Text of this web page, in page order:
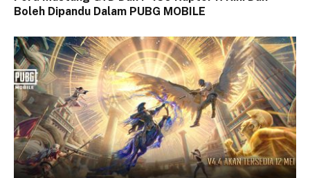
Boleh Dipandu Dalam PUBG MOBILE